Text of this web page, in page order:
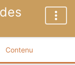
Contenu